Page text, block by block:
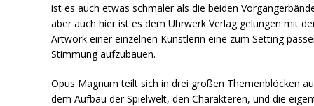
ist es auch etwas schmaler als die beiden
aber auch hier ist es dem Uhrwerk Verlag gelungen mit
Artwork einer einzelnen Künstlerin eine zum Setting
Stimmung aufzubauen.
Opus Magnum teilt sich in drei großen Themenblöcken
dem Aufbau der Spielwelt, den Charakteren, und die